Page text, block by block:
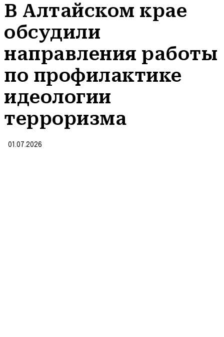
В Алтайском крае
обсудили
направления работы
по профилактике
идеологии
терроризма
01.07.2026